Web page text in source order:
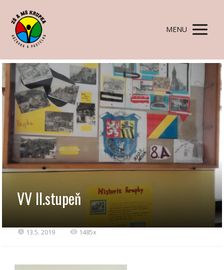
MENU
VV II.stupeň
13.5. 2019 1485x